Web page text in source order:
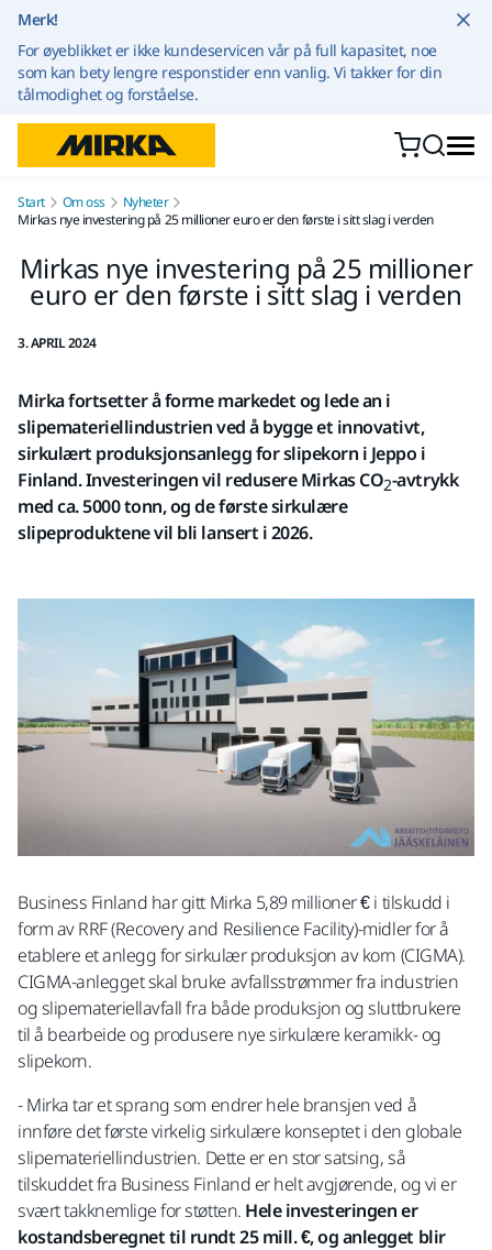
Merk!
For øyeblikket er ikke kundeservicen vår på full kapasitet, noe
som kan bety lengre responstider enn vanlig. Vi takker for din
tålmodighet og forståelse.
Start Om oss
Nyheter
Mirkas nye investering på 25 millioner euro er den første i sitt slag i verden
Mirkas nye investering på 25 millioner
euro er den første i sitt slag i verden
3. APRIL 2024
Mirka fortsetter å forme markedet og lede an i
slipemateriellindustrien ved å bygge et innovativt,
sirkulært produksjonsanlegg for slipekorn i Jeppo i
Finland. Investeringen vil redusere Mirkas CO2-avtrykk
med ca. 5000 tonn, og de første sirkulære
slipeproduktene vil bli lansert i 2026.
Business Finland har gitt Mirka 5,89 millioner € i tilskudd i
form av RRF (Recovery and Resilience Facility)-midler for å
etablere et anlegg for sirkulær produksjon av korn (CIGMA).
CIGMA-anlegget skal bruke avfallsstrømmer fra industrien
og slipemateriellavfall fra både produksjon og sluttbrukere
til å bearbeide og produsere nye sirkulære keramikk- og
slipekorn.
- Mirka tar et sprang som endrer hele bransjen ved å
innføre det første virkelig sirkulære konseptet i den globale
slipemateriellindustrien. Dette er en stor satsing, så
tilskuddet fra Business Finland er helt avgjørende, og vi er
svært takknemlige for støtten. Hele investeringen er
kostandsberegnet til rundt 25 mill. €, og anlegget blir